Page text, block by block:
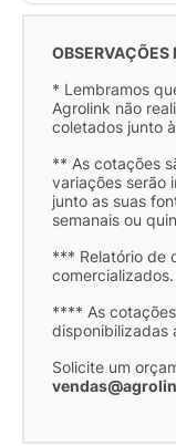
OBSERVAÇÕES
* Lembramos
Agrolink não
coletados junto
** As cotações
variações serão
junto as suas
semanais ou
*** Relatório de
comercializados.
**** As
disponibilizadas
Solicite um